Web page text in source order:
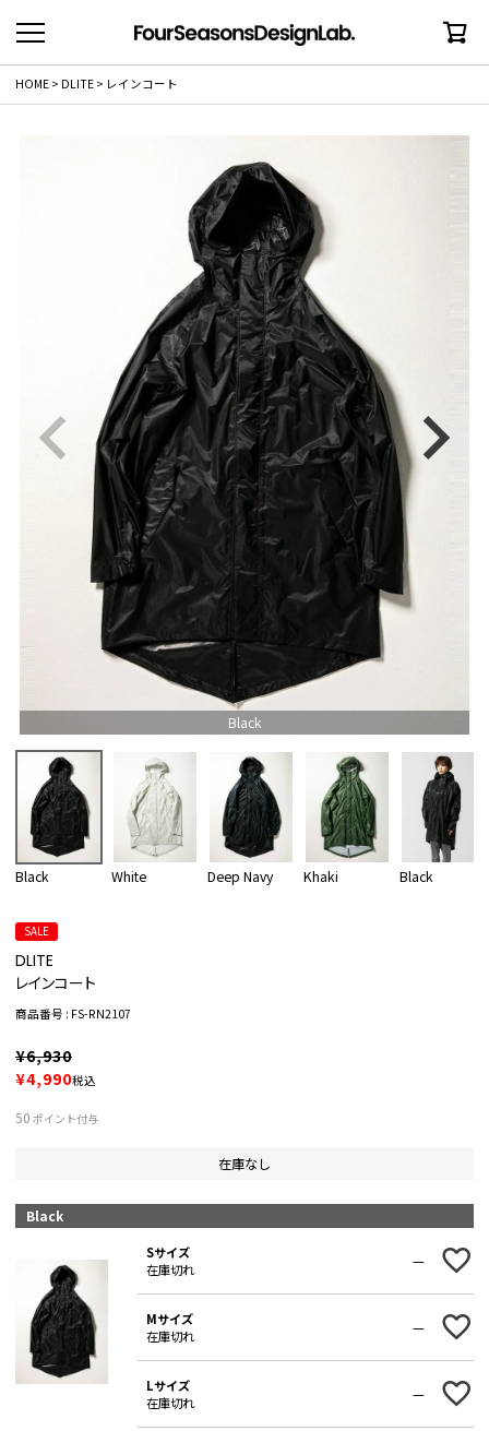
HOME DLITE レインコート
Black
Black White Deep Navy Khaki Black
SALE
DLITE
レインコート
商品番号 FS-RN2107
¥6,930
¥4,990税込
50 ポイント付与
在庫なし
Black
Sサイズ
在庫切れ
—
Mサイズ
在庫切れ
—
Lサイズ
在庫切れ
—